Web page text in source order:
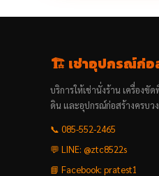
🏗️ เช่าอุปกรณ์ก่อ
บริการให้เช่านั่งร้าน เครื่องขั
ดิน และอุปกรณ์ก่อสร้างครบว
📞 085-552-2465
💬 LINE: @ztc8522s
📘 Facebook: pratest1